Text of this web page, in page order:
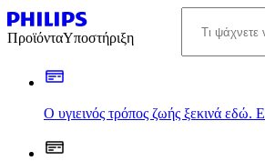
ΠροϊόνταΥποστήριξη
Ο υγιεινός τρόπος ζωής ξεκινά εδώ.